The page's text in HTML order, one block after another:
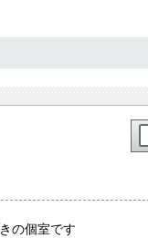
の個室です